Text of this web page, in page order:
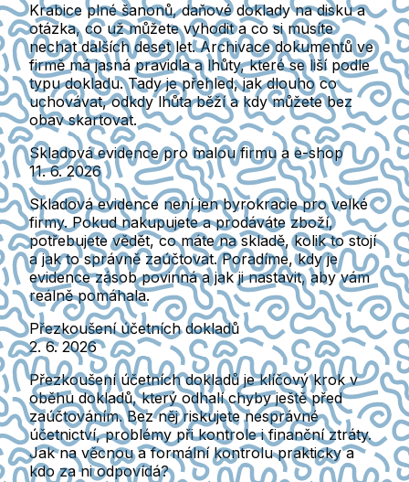
Krabice plné šanonů, daňové doklady na disku a
otázka, co už můžete vyhodit a co si musíte
nechat dalších deset let. Archivace dokumentů ve
firmě má jasná pravidla a lhůty, které se liší podle
typu dokladu. Tady je přehled, jak dlouho co
uchovávat, odkdy lhůta běží a kdy můžete bez
obav skartovat.
Skladová evidence pro malou firmu a e-shop
11. 6. 2026
Skladová evidence není jen byrokracie pro velké
firmy. Pokud nakupujete a prodáváte zboží,
potřebujete vědět, co máte na skladě, kolik to stojí
a jak to správně zaúčtovat. Poradíme, kdy je
evidence zásob povinná a jak ji nastavit, aby vám
reálně pomáhala.
Přezkoušení účetních dokladů
2. 6. 2026
Přezkoušení účetních dokladů je klíčový krok v
oběhu dokladů, který odhalí chyby ještě před
zaúčtováním. Bez něj riskujete nesprávné
účetnictví, problémy při kontrole i finanční ztráty.
Jak na věcnou a formální kontrolu prakticky a
kdo za ni odpovídá?